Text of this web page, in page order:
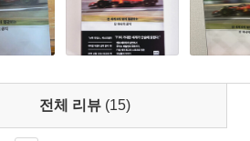
전체 리뷰 (15)